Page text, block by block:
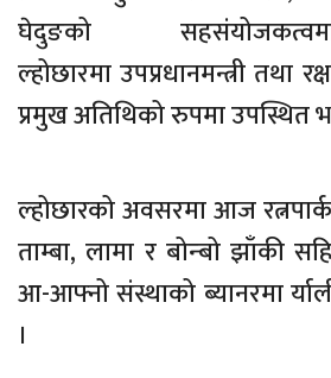
घेदुङको
ल्होछारमा उपप्रधानमन्त्री तथा
प्रमुख अतिथिको रुपमा उपस्थित
ल्होछारको अवसरमा आज
ताम्बा, लामा र बोन्बो झाँकी
आ-आफ्नो संस्थाको ब्यानरमा
।